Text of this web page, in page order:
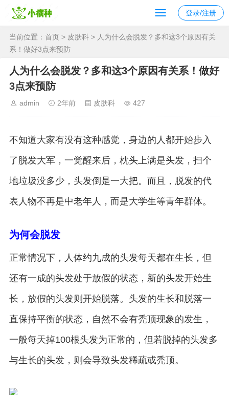
登录/注册
当前位置： 首页 > 皮肤科 > 人为什么会脱发？多和这3个原因有关
系！做好3点来预防
人为什么会脱发？多和这3个原因有关系！做好
3点来预防
admin 2年前 皮肤科 427
不知道大家有没有这种感觉，身边的人都开始步入
了脱发大军，一觉醒来后，枕头上满是头发，扫个
地垃圾没多少，头发倒是一大把。而且，脱发的代
表人物不再是中老年人，而是大学生等青年群体。
为何会脱发
正常情况下，人体约九成的头发每天都在生长，但
还有一成的头发处于放假的状态，新的头发开始生
长，放假的头发则开始脱落。头发的生长和脱落一
直保持平衡的状态，自然不会有秃顶现象的发生，
一般每天掉100根头发为正常的，但若脱掉的头发多
与生长的头发，则会导致头发稀疏或秃顶。